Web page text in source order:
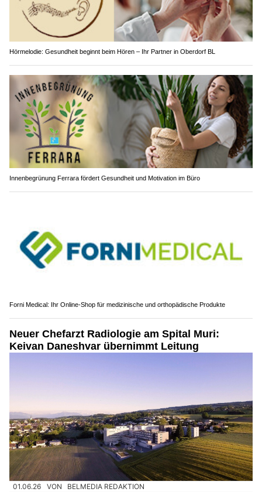
Hörmelodie: Gesundheit beginnt beim Hören – Ihr Partner in Oberdorf BL
Innenbegrünung Ferrara fördert Gesundheit und Motivation im Büro
Forni Medical: Ihr Online-Shop für medizinische und orthopädische Produkte
Neuer Chefarzt Radiologie am Spital Muri:
Keivan Daneshvar übernimmt Leitung
01.06.26 VON BELMEDIA REDAKTION